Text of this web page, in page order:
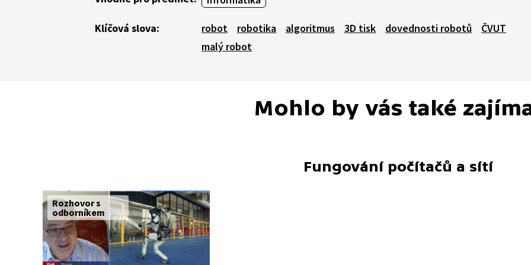
Klíčová slova: robot robotika algoritmus 3D tisk dovednosti robotů
ČVUT
malý robot
Mohlo by vás také
Fungování počítačů a sítí
Rozhovor s
odborníkem